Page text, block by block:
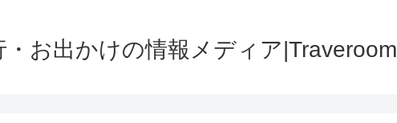
・お出かけの情報メディア|Traveroom